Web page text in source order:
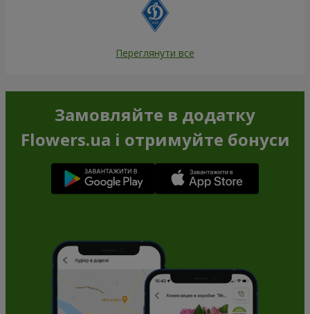
Переглянути все
Замовляйте в додатку
Flowers.ua і отримуйте бонуси